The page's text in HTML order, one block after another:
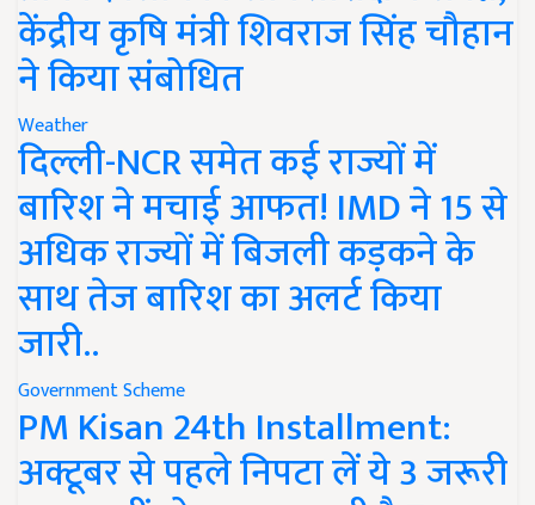
केंद्रीय कृषि मंत्री शिवराज सिंह चौहान
ने किया संबोधित
Weather
दिल्ली-NCR समेत कई राज्यों में
बारिश ने मचाई आफत! IMD ने 15 से
अधिक राज्यों में बिजली कड़कने के
साथ तेज बारिश का अलर्ट किया
जारी..
Government Scheme
PM Kisan 24th Installment:
अक्टूबर से पहले निपटा लें ये 3 जरूरी